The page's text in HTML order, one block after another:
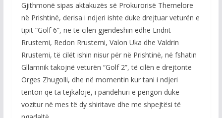
Gjithmonë sipas aktakuzës së Prokurorisë Themelore
në Prishtinë, derisa i ndjeri ishte duke drejtuar veturën e
tipit “Golf 6”, në të cilën gjendeshin edhe Endrit
Rrustemi, Redon Rrustemi, Valon Uka dhe Valdrin
Rrustemi, të cilët ishin nisur për në Prishtinë, në fshatin
Gllamnik takojnë veturën “Golf 2”, të cilën e drejtonte
Orges Zhugolli, dhe në momentin kur tani i ndjeri
tenton që ta tejkalojë, i pandehuri e pengon duke
vozitur në mes të dy shiritave dhe me shpejtësi të